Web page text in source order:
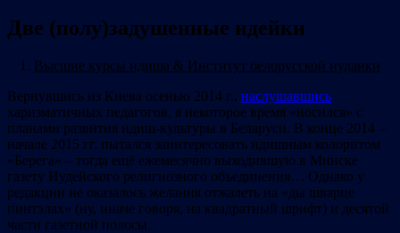
Две (полу)задушенные идейки
1. Высшие курсы идиша & Институт белорусской иудаики
Вернувшись из Киева осенью 2014 г., наслушавшись
харизматичных педагогов, я некоторое время «носился» с
планами развития идиш-культуры в Беларуси. В конце 2014 –
начале 2015 гг. пытался заинтересовать идишным колоритом
«Берега» – тогда ещё ежемесячно выходившую в Минске
газету Иудейского религиозного объединения… Однако у
редакции не оказалось желания отжалеть на «ды шварце
пинтэлах» (ну, иначе говоря, на квадратный шрифт) и десятой
части газетной полосы.